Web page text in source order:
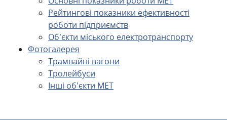
Рейтингові показники ефективності
роботи підприємств
Об’єкти міського електротранспорту
Фотогалерея
Трамвайні вагони
Тролейбуси
Інші об’єкти МЕТ